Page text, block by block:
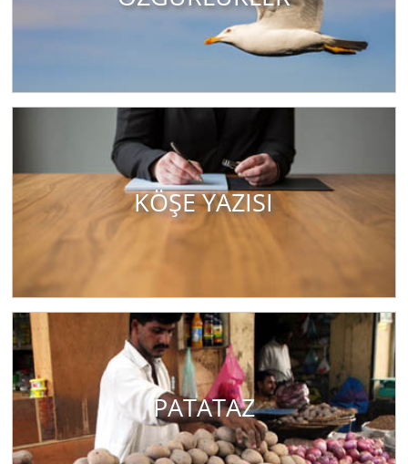
KÖŞE YAZISI
PATATAZ